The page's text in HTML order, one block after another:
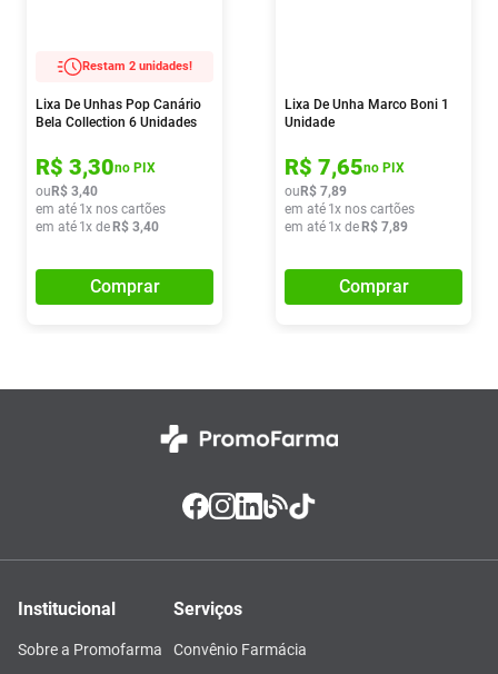
Restam 2 unidades!
Lixa De Unhas Pop Canário
Bela Collection 6 Unidades
R$ 3,30no PIX
ou R$ 3,40
em até 1x nos cartões
em até 1x de R$ 3,40
Comprar
Lixa De Unha Marco Boni 1
Unidade
R$ 7,65no PIX
ou R$ 7,89
em até 1x nos cartões
em até 1x de R$ 7,89
Comprar
Institucional
Sobre a Promofarma
Serviços
Convênio Farmácia